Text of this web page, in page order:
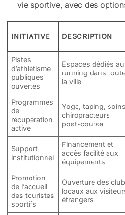
vie sportive, avec des
INITIATIVE DESCRIPTION
Pistes
d’athlétisme
publiques
ouvertes
Espaces dédiés au
running dans toute
la ville
Programmes
de
récupération
active
Yoga, taping, soins
chiropracteurs
post-course
Support
institutionnel
Financement et
accès facilité aux
équipements
Promotion
de l’accueil
des touristes
sportifs
Ouverture des
locaux aux
étrangers